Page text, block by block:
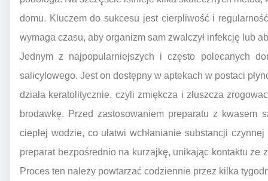
domu. Kluczem do sukcesu jest cierpliwość i
wymaga czasu, aby organizm sam zwalczył infekcję lub
Jednym z najpopularniejszych i często polecanych
salicylowego. Jest on dostępny w aptekach w postaci
działa keratolitycznie, czyli zmiękcza i złuszcza
brodawkę. Przed zastosowaniem preparatu z kwasem
ciepłej wodzie, co ułatwi wchłanianie substancji
preparat bezpośrednio na kurzajkę, unikając kontaktu ze
Proces ten należy powtarzać codziennie przez kilka